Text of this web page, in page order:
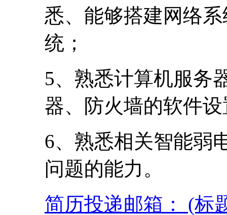
悉、能够搭建网络
统；
5、熟悉计算机服务
器、防火墙的软件
6、熟悉相关智能弱
问题的能力。
简历投递邮箱： (标